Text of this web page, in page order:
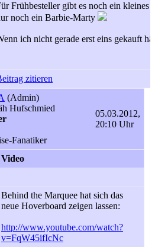
Frühbesteller gibt es noch ein kleines
noch ein Barbie-Marty
ich nicht gerade erst eins gekauft
zitieren
(Admin)
Hufschmied
Fanatiker
05.03.2012,
20:10 Uhr
Video
Behind the Marquee hat sich das
neue Hoverboard zeigen lassen:
http://www.youtube.com/watch?
v=FqW45ifIcNc